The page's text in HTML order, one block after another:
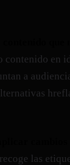
contenido en
a
las